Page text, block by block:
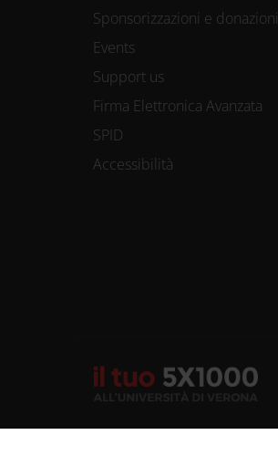
Sponsorizzazioni e donazioni
Events
Support us
Firma Elettronica Avanzata
SPID
Accessibilità